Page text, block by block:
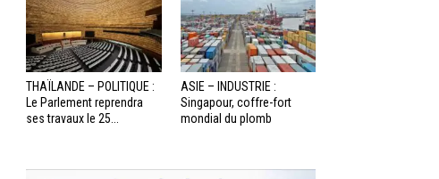
THAÏLANDE – POLITIQUE :
Le Parlement reprendra
ses travaux le 25...
ASIE – INDUSTRIE :
Singapour, coffre-fort
mondial du plomb